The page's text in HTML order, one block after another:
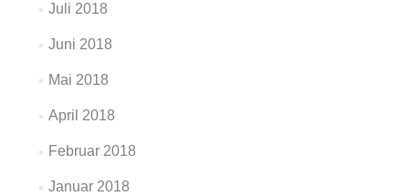
Juli 2018
Juni 2018
Mai 2018
April 2018
Februar 2018
Januar 2018